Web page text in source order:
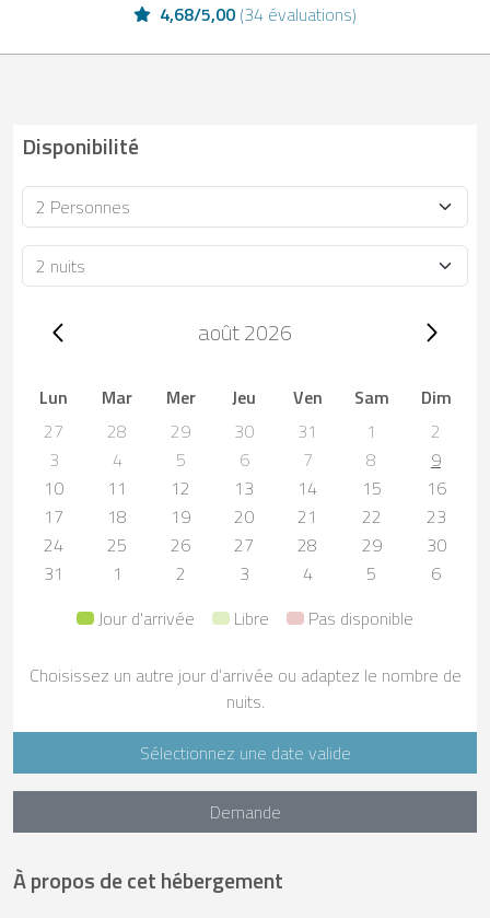
4,68/5,00 (34 évaluations)
Disponibilité
Occupacion
Durée
Trip dates, août 2026août 2026
Lun Mar Mer Jeu Ven Sam
Dim
27
28 29 30 31 1
2
3
4 5 6 7 8
9
10
11 12 13 14 15
16
17
18 19 20 21 22
23
24
25 26 27 28 29
30
31
1 2 3 4 5
6
Jour d'arrivée
Libre Pas disponible
Choisissez un autre jour d’arrivée ou adaptez le nombre de
nuits.
Sélectionnez une date valide
Demande
À propos de cet hébergement